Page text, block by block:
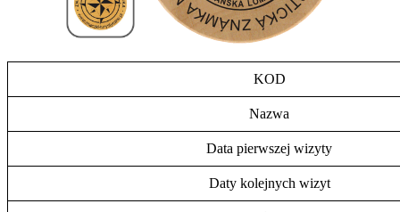
KOD
Nazwa
Data pierwszej wizyty
Daty kolejnych wizyt